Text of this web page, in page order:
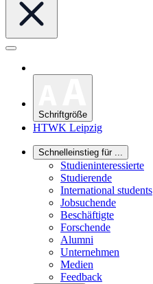
Schriftgröße
HTWK Leipzig
Schnelleinstieg für ...
Studieninteressierte
Studierende
International students
Jobsuchende
Beschäftigte
Forschende
Alumni
Unternehmen
Medien
Feedback